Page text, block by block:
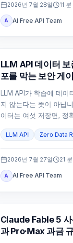
2026년 7월 28일 11 분
A AI Free API Team
API 가이드
LLM API 데이터
포를 막는 보안 게
LLM API가 학습에 데이
지 않는다는 뜻이 아닙
이터는 여섯 저장면, 정
LLM API Zero Data
2026년 7월 27일 21 분
A AI Free API Team
Claude AI
Claude Fable 5 사
과 Pro·Max 과금